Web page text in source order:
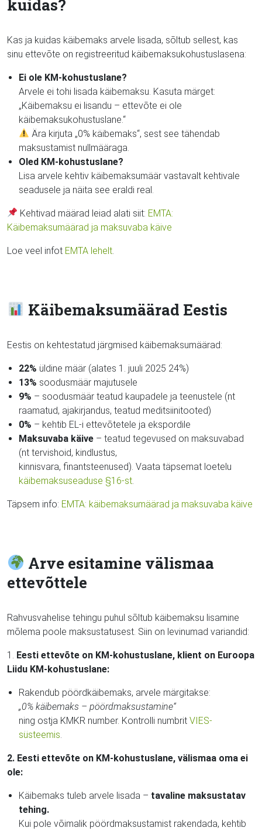
kuidas?
Kas ja kuidas käibemaks arvele lisada, sõltub sellest, kas
sinu ettevõte on registreeritud käibemaksukohustuslasena:
Ei ole KM-kohustuslane?
Arvele ei tohi lisada käibemaksu. Kasuta märget:
„Käibemaksu ei lisandu – ettevõte ei ole
käibemaksukohustuslane.“
Ära kirjuta „0% käibemaks“, sest see tähendab
maksustamist nullmääraga.
Oled KM-kohustuslane?
Lisa arvele kehtiv käibemaksumäär vastavalt kehtivale
seadusele ja näita see eraldi real.
Kehtivad määrad leiad alati siit: EMTA:
Käibemaksumäärad ja maksuvaba käive
Loe veel infot EMTA lehelt
Käibemaksumäärad Eestis
Eestis on kehtestatud järgmised käibemaksumäärad:
22% üldine määr (alates 1. juuli 2025 24%)
13% soodusmäär majutusele
9% – soodusmäär teatud kaupadele ja teenustele (nt
raamatud, ajakirjandus, teatud meditsiinitooted)
0% – kehtib EL-i ettevõtetele ja ekspordile
Maksuvaba käive – teatud tegevused on maksuvabad
(nt tervishoid, kindlustus,
kinnisvara, finantsteenused). Vaata täpsemat loetelu
käibemaksuseaduse §16-st
Täpsem info: EMTA: käibemaksumäärad ja maksuvaba käive
Arve esitamine välismaa
ettevõttele
Rahvusvahelise tehingu puhul sõltub käibemaksu lisamine
mõlema poole maksustatusest. Siin on levinumad variandid:
1. Eesti ettevõte on KM-kohustuslane, klient on Euroopa
Liidu KM-kohustuslane:
Rakendub pöördkäibemaks, arvele märgitakse:
„0% käibemaks – pöördmaksustamine“
ning ostja KMKR number. Kontrolli numbrit VIES-
süsteemis
2. Eesti ettevõte on KM-kohustuslane, välismaa oma ei
ole:
Käibemaks tuleb arvele lisada – tavaline maksustatav
tehing.
Kui pole võimalik pöördmaksustamist rakendada, kehtib